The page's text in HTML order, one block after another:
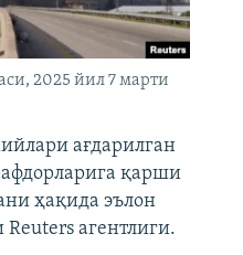
2025 йил 7 марти
ағдарилган
қарши
ҳақида эълон
агентлиги.